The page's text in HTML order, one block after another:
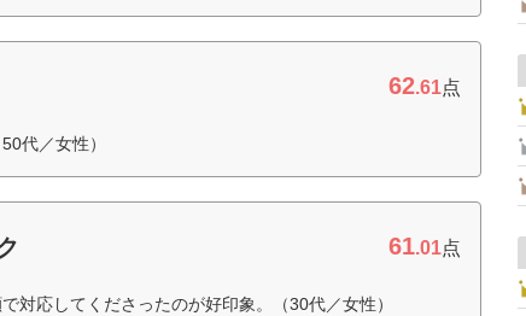
62.61点
代／女性）
61.01点
対応してくださったのが好印象。（30代／女性）